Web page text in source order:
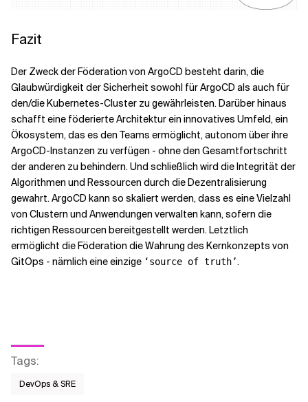
Fazit
Der Zweck der Föderation von ArgoCD besteht darin, die
Glaubwürdigkeit der Sicherheit sowohl für ArgoCD als auch für
den/die Kubernetes-Cluster zu gewährleisten. Darüber hinaus
schafft eine föderierte Architektur ein innovatives Umfeld, ein
Ökosystem, das es den Teams ermöglicht, autonom über ihre
ArgoCD-Instanzen zu verfügen - ohne den Gesamtfortschritt
der anderen zu behindern. Und schließlich wird die Integrität der
Algorithmen und Ressourcen durch die Dezentralisierung
gewahrt. ArgoCD kann so skaliert werden, dass es eine Vielzahl
von Clustern und Anwendungen verwalten kann, sofern die
richtigen Ressourcen bereitgestellt werden. Letztlich
ermöglicht die Föderation die Wahrung des Kernkonzepts von
GitOps - nämlich eine einzige ‘source of truth’.
Tags:
DevOps & SRE